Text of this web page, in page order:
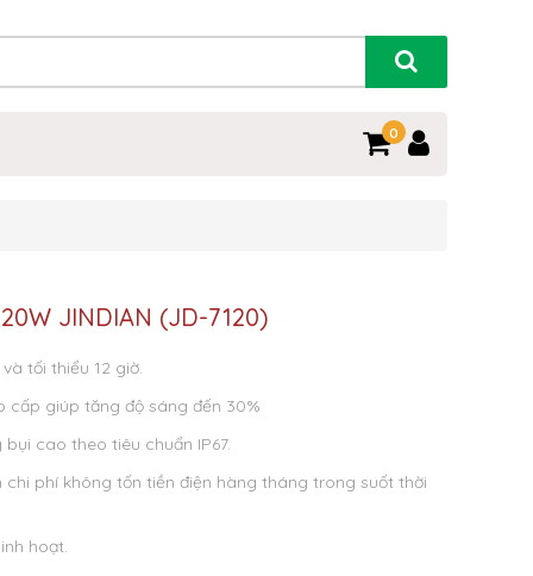
0
JINDIAN (JD-7120)
tối thiểu 12 giờ.
cấp giúp tăng độ sáng đến 30%
cao theo tiêu chuẩn IP67.
chi phí không tốn tiền điện hàng tháng trong suốt thời
hoạt.